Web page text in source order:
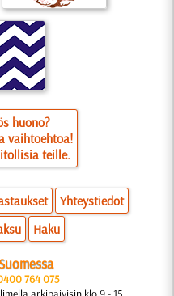
huono?
vaihtoehtoa!
teille.
Yhteystiedot
Haku
764 075